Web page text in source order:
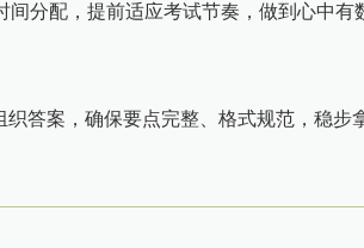
分配，提前适应考试节奏，做到心中有
答案，确保要点完整、格式规范，稳步